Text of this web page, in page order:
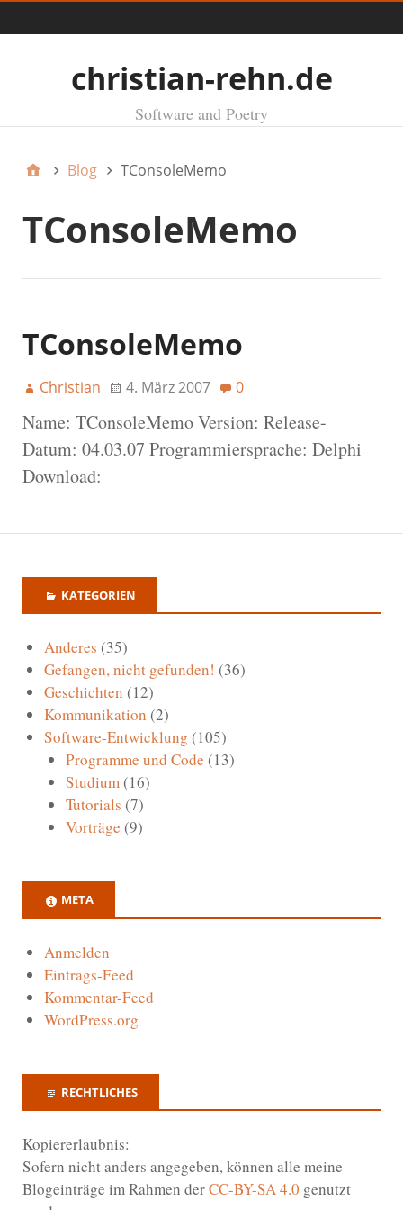
christian-rehn.de
Software and Poetry
Blog TConsoleMemo
TConsoleMemo
TConsoleMemo
Christian 4. März 2007 0
Name: TConsoleMemo Version: Release-
Datum: 04.03.07 Programmiersprache: Delphi
Download:
KATEGORIEN
Anderes (35)
Gefangen, nicht gefunden! (36)
Geschichten (12)
Kommunikation (2)
Software-Entwicklung (105)
Programme und Code (13)
Studium(16)
Tutorials (7)
Vorträge (9)
META
Anmelden
Eintrags-Feed
Kommentar-Feed
WordPress.org
RECHTLICHES
Kopiererlaubnis:
Sofern nicht anders angegeben, können alle meine
Blogeinträge im Rahmen derCC-BY-SA 4.0 genutzt